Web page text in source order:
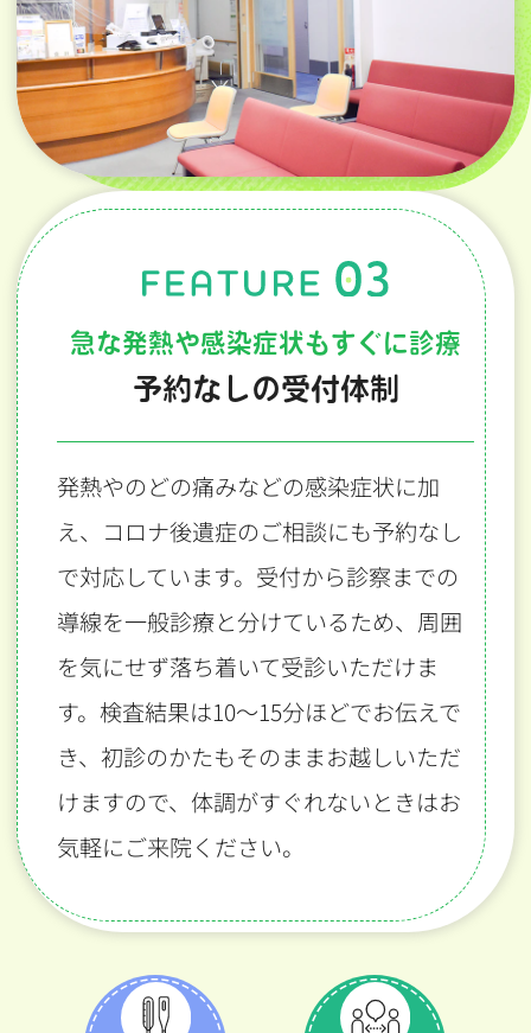
急な発熱や感染症状もすぐに診療
予約なしの受付体制
発熱やのどの痛みなどの感染症状に加
え、コロナ後遺症のご相談にも予約なし
で対応しています。受付から診察までの
導線を一般診療と分けているため、周囲
を気にせず落ち着いて受診いただけま
す。検査結果は10〜15分ほどでお伝えで
き、初診のかたもそのままお越しいただ
けますので、体調がすぐれないときはお
気軽にご来院ください。